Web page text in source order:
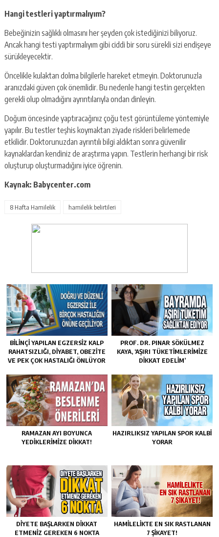
Hangi testleri yaptırmalıyım?
Bebeğinizin sağlıklı olmasını her şeyden çok istediğinizi biliyoruz.
Ancak hangi testi yaptırmalıyım gibi ciddi bir soru sürekli sizi endişeye
sürükleyecektir.
Öncelikle kulaktan dolma bilgilerle hareket etmeyin. Doktorunuzla
aranızdaki güven çok önemlidir. Bu nedenle hangi testin gerçekten
gerekli olup olmadığını ayrıntılarıyla ondan dinleyin.
Doğum öncesinde yaptıracağınız çoğu test görüntüleme yöntemiyle
yapılır. Bu testler teşhis koymaktan ziyade riskleri belirlemede
etkilidir. Doktorunuzdan ayrıntılı bilgi aldıktan sonra güvenilir
kaynaklardan kendiniz de araştırma yapın. Testlerin herhangi bir risk
oluşturup oluşturmadığını iyice öğrenin.
Kaynak: Babycenter.com
8 Hafta Hamilelik hamilelik belirtileri
BILINÇI YAPILAN EGZERSIZ KALP
RAHATSIZLIĞI, DIYABET, OBEZITE
VE PEK ÇOK HASTALIĞI ÖNLÜYOR
PROF. DR. PINAR SÖKÜLMEZ
KAYA, ‘AŞIRI TÜKETIMLERIMIZE
DIKKAT EDELIM’
RAMAZAN AYI BOYUNCA
YEDIKLERIMIZE DIKKAT!
HAZIRLIKSIZ YAPILAN SPOR KALBI
YORAR
DIYETE BAŞLARKEN DIKKAT
ETMENIZ GEREKEN 6 NOKTA
HAMILELIKTE EN SIK RASTLANAN
7 ŞIKAYET!